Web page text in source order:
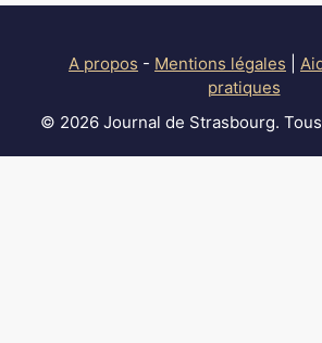
A propos - Mentions légales
pratiques
© 2026 Journal de Strasbourg.